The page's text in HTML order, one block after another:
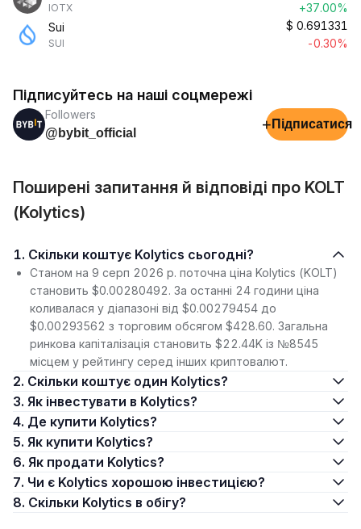
IOTX
+37.00%
Sui
SUI
$ 0.691331
-0.30%
Підписуйтесь на наші соцмережі
Followers
@bybit_official
+ Підписатися
Поширені запитання й відповіді про KOLT
(Kolytics)
1. Скільки коштує Kolytics сьогодні?
Станом на 9 серп 2026 р. поточна ціна Kolytics (KOLT)
становить $0.00280492. За останні 24 години ціна
коливалася у діапазоні від $0.00279454 до
$0.00293562 з торговим обсягом $428.60. Загальна
ринкова капіталізація становить $22.44K із №8545
місцем у рейтингу серед інших криптовалют.
2. Скільки коштує один Kolytics?
3. Як інвестувати в Kolytics?
4. Де купити Kolytics?
5. Як купити Kolytics?
6. Як продати Kolytics?
7. Чи є Kolytics хорошою інвестицією?
8. Скільки Kolytics в обігу?